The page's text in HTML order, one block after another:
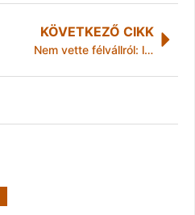
KÖVETKEZŐ CIKK
Nem vette félvállról: lábra ment a támadó